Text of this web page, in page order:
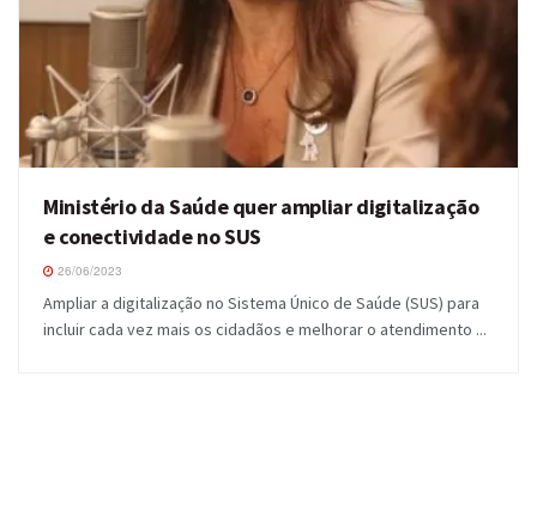
Ministério da Saúde quer ampliar digitalização
e conectividade no SUS
26/06/2023
Ampliar a digitalização no Sistema Único de Saúde (SUS) para
incluir cada vez mais os cidadãos e melhorar o atendimento ...